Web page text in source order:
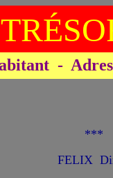
-
***
FELIX